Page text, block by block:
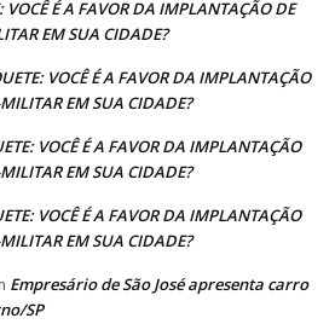
VOCÊ É A FAVOR DA IMPLANTAÇÃO DE
EM SUA CIDADE?
VOCÊ É A FAVOR DA IMPLANTAÇÃO
EM SUA CIDADE?
VOCÊ É A FAVOR DA IMPLANTAÇÃO
EM SUA CIDADE?
VOCÊ É A FAVOR DA IMPLANTAÇÃO
EM SUA CIDADE?
Empresário de São José apresenta carro
SP